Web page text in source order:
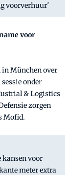
voorverhuur'
voor
in München over
onder
& Logistics
zorgen
Mofid.
kansen voor
meter extra